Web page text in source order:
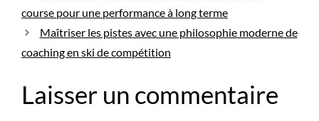
course pour une performance à long terme
Maîtriser les pistes avec une philosophie moderne de
coaching en ski de compétition
Laisser un commentaire